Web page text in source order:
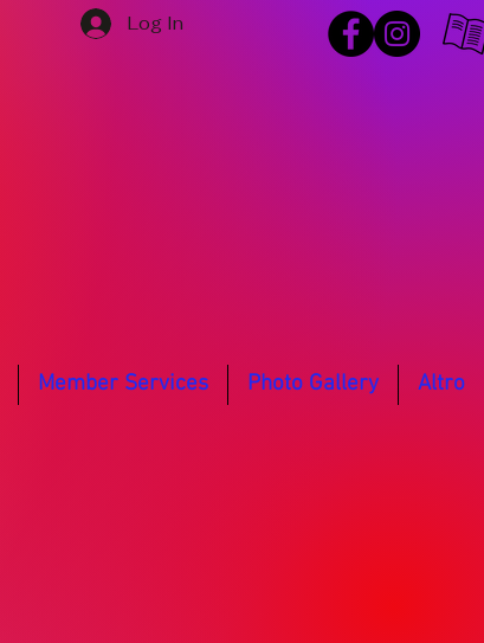
Log In
Member Services Photo Gallery Altro